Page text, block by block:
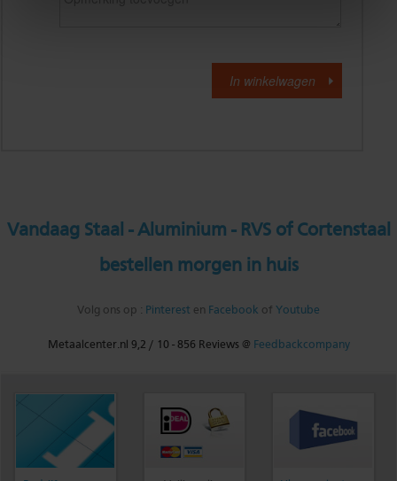
Vandaag Staal - Aluminium - RVS of Cortenstaal
bestellen morgen in huis
Volg ons op : Pinterest en Facebook of Youtube
Metaalcenter.nl 9,2 / 10 -856 Reviews @ Feedbackcompany